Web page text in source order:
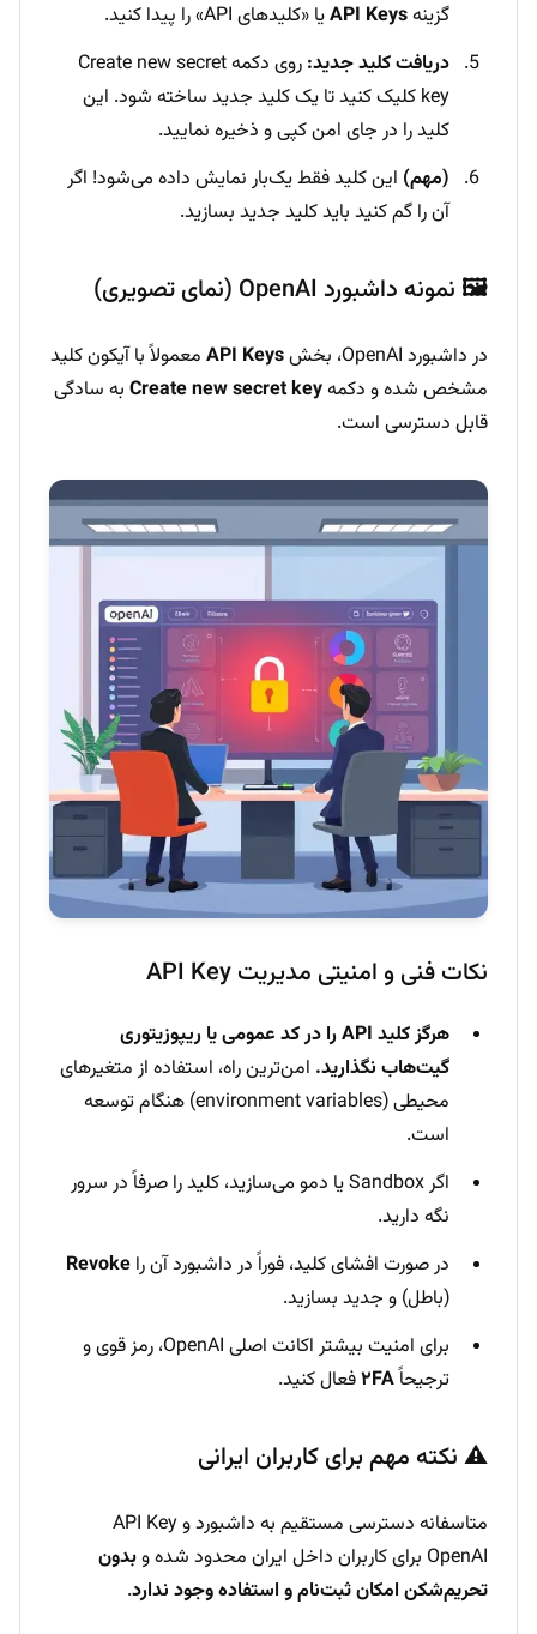
گزینهAPI Keysیا «کلید‌های API» را پیدا کنید.
دریافت کلید جدید:
روی دکمه Create new secret
key کلیک کنید تا یک کلید جدید ساخته شود. این
کلید را در جای امن کپی و ذخیره نمایید.
(مهم) این کلید فقط یک‌بار نمایش داده می‌شود! اگر
آن را گم کنید باید کلید جدید بسازید.
🖼️ نمونه داشبورد OpenAI (نمای تصویری)
در داشبورد OpenAI، بخش API Keys معمولاً با آیکون کلید
مشخص شده و دکمهCreate new secret key به سادگی
قابل دسترسی است.
نکات فنی و امنیتی مدیریت API Key
هرگز کلید API را در کد عمومی یا ریپوزیتوری
گیت‌هاب نگذارید. امن‌ترین راه، استفاده از متغیرهای
محیطی (environment variables) هنگام توسعه
است.
اگر Sandbox یا دمو می‌سازید، کلید را صرفاً در سرور
نگه دارید.
در صورت افشای کلید، فوراً در داشبورد آن را Revoke
(باطل) و جدید بسازید.
برای امنیت بیشتر اکانت اصلی OpenAI، رمز قوی و
ترجیحاً ۲FAفعال کنید.
⚠️ نکته مهم برای کاربران ایرانی
متاسفانه دسترسی مستقیم به داشبورد و API Key
OpenAI برای کاربران داخل ایران محدود شده و
بدون
تحریم‌شکن امکان ثبت‌نام و استفاده وجود ندارد.